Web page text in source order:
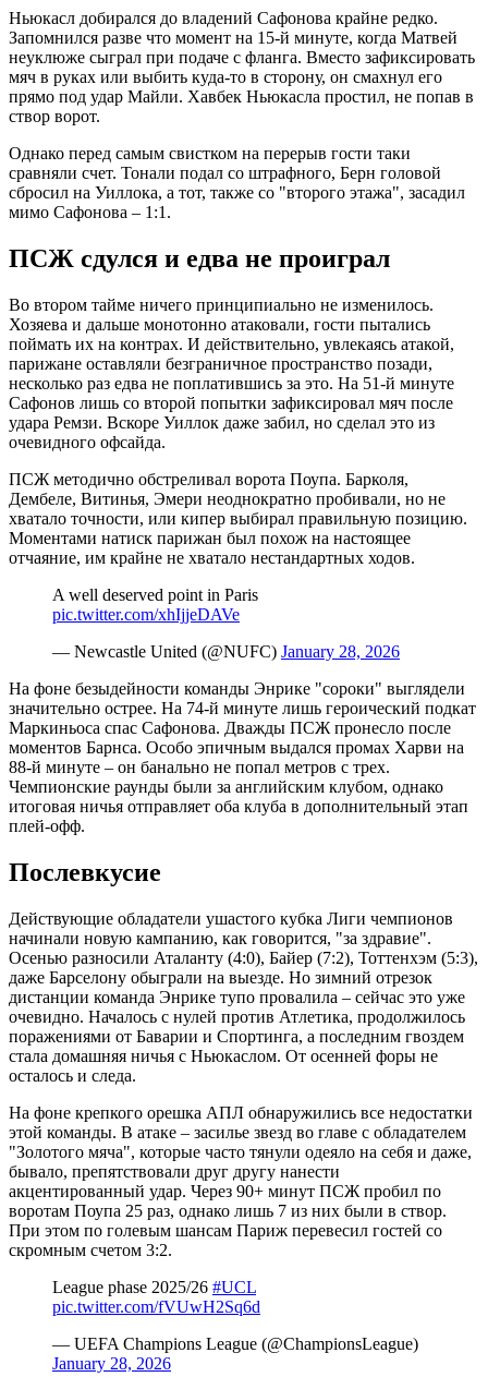
Ньюкасл добирался до владений Сафонова крайне редко.
Запомнился разве что момент на 15-й минуте, когда Матвей
неуклюже сыграл при подаче с фланга. Вместо зафиксировать
мяч в руках или выбить куда-то в сторону, он смахнул его
прямо под удар Майли. Хавбек Ньюкасла простил, не попав в
створ ворот.
Однако перед самым свистком на перерыв гости таки
сравняли счет. Тонали подал со штрафного, Берн головой
сбросил на Уиллока, а тот, также со "второго этажа", засадил
мимо Сафонова – 1:1.
ПСЖ сдулся и едва не проиграл
Во втором тайме ничего принципиально не изменилось.
Хозяева и дальше монотонно атаковали, гости пытались
поймать их на контрах. И действительно, увлекаясь атакой,
парижане оставляли безграничное пространство позади,
несколько раз едва не поплатившись за это. На 51-й минуте
Сафонов лишь со второй попытки зафиксировал мяч после
удара Ремзи. Вскоре Уиллок даже забил, но сделал это из
очевидного офсайда.
ПСЖ методично обстреливал ворота Поупа. Барколя,
Дембеле, Витинья, Эмери неоднократно пробивали, но не
хватало точности, или кипер выбирал правильную позицию.
Моментами натиск парижан был похож на настоящее
отчаяние, им крайне не хватало нестандартных ходов.
A well deserved point in Paris
pic.twitter.com/xhIjjeDAVe
— Newcastle United (@NUFC) January 28, 2026
На фоне безыдейности команды Энрике "сороки" выглядели
значительно острее. На 74-й минуте лишь героический подкат
Маркиньоса спас Сафонова. Дважды ПСЖ пронесло после
моментов Барнса. Особо эпичным выдался промах Харви на
88-й минуте – он банально не попал метров с трех.
Чемпионские раунды были за английским клубом, однако
итоговая ничья отправляет оба клуба в дополнительный этап
плей-офф.
Послевкусие
Действующие обладатели ушастого кубка Лиги чемпионов
начинали новую кампанию, как говорится, "за здравие".
Осенью разносили Аталанту (4:0), Байер (7:2), Тоттенхэм (5:3),
даже Барселону обыграли на выезде. Но зимний отрезок
дистанции команда Энрике тупо провалила – сейчас это уже
очевидно. Началось с нулей против Атлетика, продолжилось
поражениями от Баварии и Спортинга, а последним гвоздем
стала домашняя ничья с Ньюкаслом. От осенней форы не
осталось и следа.
На фоне крепкого орешка АПЛ обнаружились все недостатки
этой команды. В атаке – засилье звезд во главе с обладателем
"Золотого мяча", которые часто тянули одеяло на себя и даже,
бывало, препятствовали друг другу нанести
акцентированный удар. Через 90+ минут ПСЖ пробил по
воротам Поупа 25 раз, однако лишь 7 из них были в створ.
При этом по голевым шансам Париж перевесил гостей со
скромным счетом 3:2.
League phase 2025/26 #UCL
pic.twitter.com/fVUwH2Sq6d
— UEFA Champions League (@ChampionsLeague)
January 28, 2026